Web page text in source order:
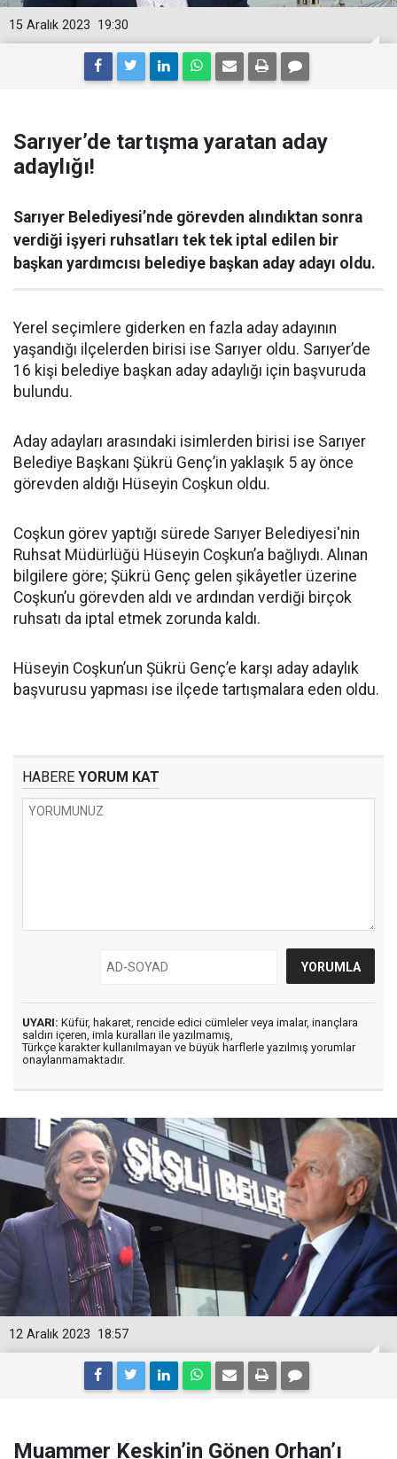
19:30
15 Aralık 2023
Sarıyer’de tartışma yaratan aday
adaylığı!
Sarıyer Belediyesi’nde görevden alındıktan sonra
verdiği işyeri ruhsatları tek tek iptal edilen bir
başkan yardımcısı belediye başkan aday adayı oldu.
Yerel seçimlere giderken en fazla aday adayının
yaşandığı ilçelerden birisi ise Sarıyer oldu. Sarıyer’de
16 kişi belediye başkan aday adaylığı için başvuruda
bulundu.
Aday adayları arasındaki isimlerden birisi ise Sarıyer
Belediye Başkanı Şükrü Genç’in yaklaşık 5 ay önce
görevden aldığı Hüseyin Coşkun oldu.
Coşkun görev yaptığı sürede Sarıyer Belediyesi'nin
Ruhsat Müdürlüğü Hüseyin Coşkun’a bağlıydı. Alınan
bilgilere göre; Şükrü Genç gelen şikâyetler üzerine
Coşkun’u görevden aldı ve ardından verdiği birçok
ruhsatı da iptal etmek zorunda kaldı.
Hüseyin Coşkun’un Şükrü Genç’e karşı aday adaylık
başvurusu yapması ise ilçede tartışmalara eden oldu.
HABERE YORUM KAT
UYARI: Küfür, hakaret, rencide edici cümleler veya imalar, inançlara
saldırı içeren, imla kuralları ile yazılmamış,
Türkçe karakter kullanılmayan ve büyük harflerle yazılmış yorumlar
onaylanmamaktadır.
18:57
12 Aralık 2023
Muammer Keskin’in Gönen Orhan’ı